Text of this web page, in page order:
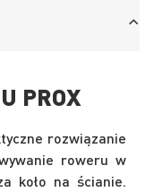
PROX
rozwiązanie
roweru w
koło na ścianie.